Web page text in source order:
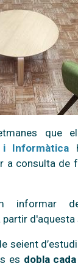
que
i Informàtica
a consulta de
informar
d'aquesta
seient
es dobla